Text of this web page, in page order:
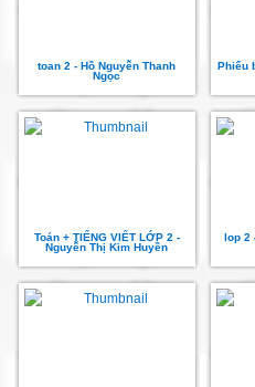
toan 2 - Hồ Nguyễn Thanh
Ngọc
Phiếu
Toán + TIẾNG VIẾT LỚP 2 -
Nguyễn Thị Kim Huyền
lop 2